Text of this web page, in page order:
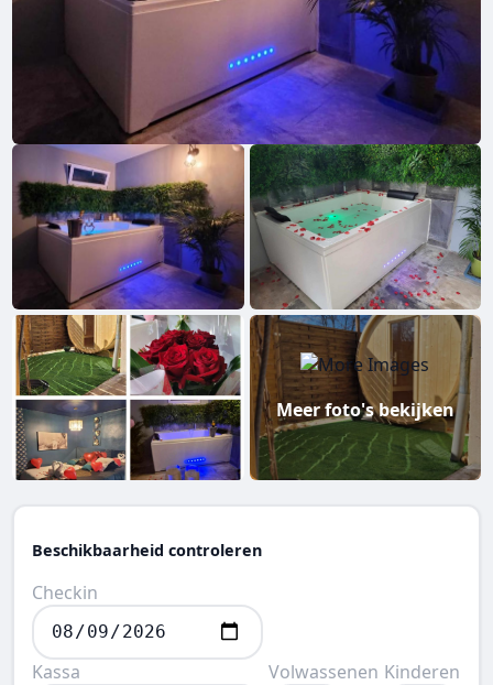
Meer foto's bekijken
Beschikbaarheid controleren
Checkin
Kassa Volwassenen Kinderen